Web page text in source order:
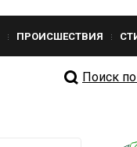
ПРОИСШЕСТВИЯ
Поиск по